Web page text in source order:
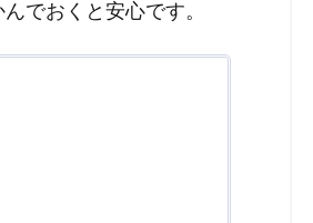
でおくと安心です。